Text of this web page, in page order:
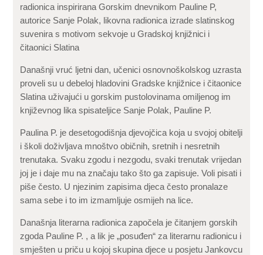
radionica inspirirana Gorskim dnevnikom Pauline P,
autorice Sanje Polak, likovna radionica izrade slatinskog
suvenira s motivom sekvoje u Gradskoj knjižnici i
čitaonici Slatina
Današnji vruć ljetni dan, učenici osnovnoškolskog uzrasta
proveli su u debeloj hladovini Gradske knjižnice i čitaonice
Slatina uživajući u gorskim pustolovinama omiljenog im
književnog lika spisateljice Sanje Polak, Pauline P.
Paulina P. je desetogodišnja djevojčica koja u svojoj obitelji
i školi doživljava mnoštvo običnih, sretnih i nesretnih
trenutaka. Svaku zgodu i nezgodu, svaki trenutak vrijedan
joj je i daje mu na značaju tako što ga zapisuje. Voli pisati i
piše često. U njezinim zapisima djeca često pronalaze
sama sebe i to im izmamljuje osmijeh na lice.
Današnja literarna radionica započela je čitanjem gorskih
zgoda Pauline P. , a lik je „posuđen“ za literarnu radionicu i
smješten u priču u kojoj skupina djece u posjetu Jankovcu